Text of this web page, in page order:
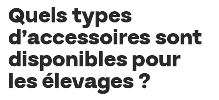
Quels types
d’accessoires sont
disponibles pour
les élevages ?